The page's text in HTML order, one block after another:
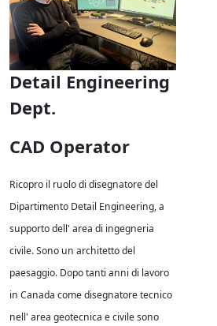
Detail Engineering
Dept.
CAD Operator
Ricopro il ruolo di disegnatore del
Dipartimento Detail Engineering, a
supporto dell' area di ingegneria
civile. Sono un architetto del
paesaggio. Dopo tanti anni di lavoro
in Canada come disegnatore tecnico
nell' area geotecnica e civile sono